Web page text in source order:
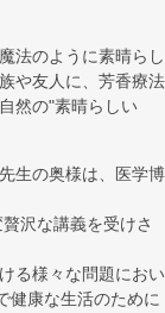
法のように素晴らし
や友人に、芳香療法
然の"素晴らしい
生の奥様は、医学博
沢な講義を受けさ
る様々な問題におい
健康な生活のために